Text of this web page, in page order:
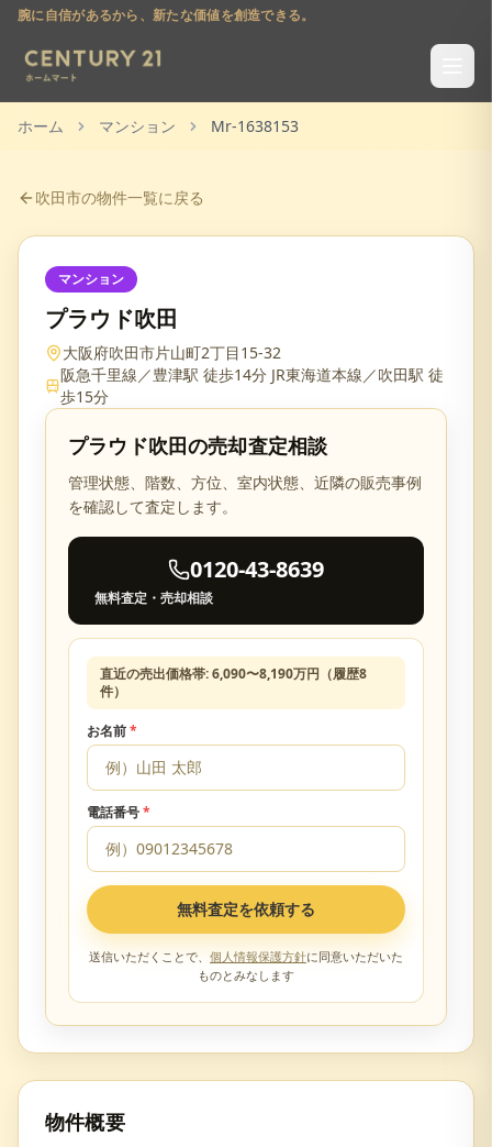
腕に自信があるから、新たな価値を創造できる。
ホーム マンション Mr-1638153
吹田市の物件一覧に戻る
マンション
プラウド吹田
大阪府吹田市片山町2丁目15-32
阪急千里線／豊津駅 徒歩14分 JR東海道本線／吹田駅 徒
歩15分
プラウド吹田の売却査定相談
管理状態、階数、方位、室内状態、近隣の販売事例
を確認して査定します。
0120-43-8639
無料査定・売却相談
直近の売出価格帯:6,090〜8,190万円（履歴8
件）
お名前*
電話番号*
無料査定を依頼する
送信いただくことで、 個人情報保護方針に同意いただいた
ものとみなします
物件概要